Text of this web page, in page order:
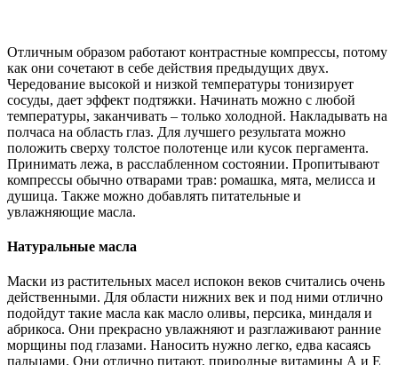
Отличным образом работают контрастные компрессы, потому
как они сочетают в себе действия предыдущих двух.
Чередование высокой и низкой температуры тонизирует
сосуды, дает эффект подтяжки. Начинать можно с любой
температуры, заканчивать – только холодной. Накладывать на
полчаса на область глаз. Для лучшего результата можно
положить сверху толстое полотенце или кусок пергамента.
Принимать лежа, в расслабленном состоянии. Пропитывают
компрессы обычно отварами трав: ромашка, мята, мелисса и
душица. Также можно добавлять питательные и
увлажняющие масла.
Натуральные масла
Маски из растительных масел испокон веков считались очень
действенными. Для области нижних век и под ними отлично
подойдут такие масла как масло оливы, персика, миндаля и
абрикоса. Они прекрасно увлажняют и разглаживают ранние
морщины под глазами. Наносить нужно легко, едва касаясь
пальцами. Они отлично питают, природные витамины А и Е